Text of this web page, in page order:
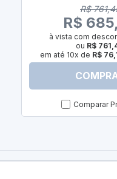
R$
R$
à vista com
ou R$
em até 10x de R$
Comparar